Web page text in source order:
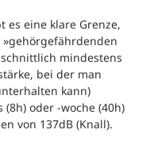
eine klare Grenze,
mindestens
bei der man
kann)
oder -woche (40h)
von 137dB (Knall).